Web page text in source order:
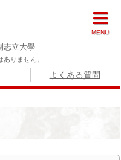
志立大學
りません。
よくある質問
MENU